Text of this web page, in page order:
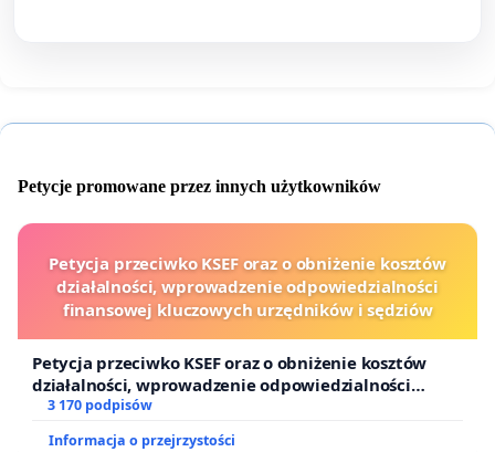
Petycje promowane przez innych użytkowników
Petycja przeciwko KSEF oraz o obniżenie kosztów
działalności, wprowadzenie odpowiedzialności
finansowej kluczowych urzędników i sędziów
Petycja przeciwko KSEF oraz o obniżenie kosztów
działalności, wprowadzenie odpowiedzialności
finansowej kluczowych urzędników i sędziów
3 170 podpisów
Informacja o przejrzystości